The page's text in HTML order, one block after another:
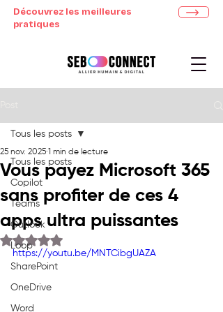
Découvrez les meilleures
pratiques
Tous les posts
Copilot
Teams
Outlook
Loop
SharePoint
OneDrive
Word
Tous les posts
Vous payez Microsoft 365
sans profiter de ces 4
apps ultra puissantes
25 nov. 2025 1 min de lecture
Noté NaN étoiles sur 5.
https://youtu.be/MNTCibgUAZA